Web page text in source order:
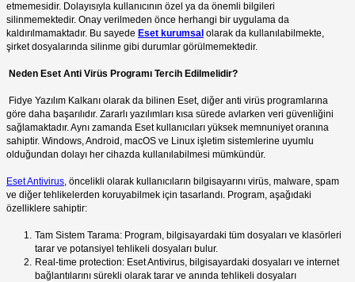
etmemesidir. Dolayısıyla kullanıcının özel ya da önemli bilgileri
silinmemektedir. Onay verilmeden önce herhangi bir uygulama da
kaldırılmamaktadır. Bu sayede Eset kurumsal olarak da kullanılabilmekte,
şirket dosyalarında silinme gibi durumlar görülmemektedir.
Neden Eset Anti Virüs Programı Tercih Edilmelidir?
Fidye Yazılım Kalkanı olarak da bilinen Eset, diğer anti virüs programlarına
göre daha başarılıdır. Zararlı yazılımları kısa sürede avlarken veri güvenliğini
sağlamaktadır. Aynı zamanda Eset kullanıcıları yüksek memnuniyet oranına
sahiptir. Windows, Android, macOS ve Linux işletim sistemlerine uyumlu
olduğundan dolayı her cihazda kullanılabilmesi mümkündür.
Eset Antivirus, öncelikli olarak kullanıcıların bilgisayarını virüs, malware, spam
ve diğer tehlikelerden koruyabilmek için tasarlandı. Program, aşağıdaki
özelliklere sahiptir:
Tam Sistem Tarama: Program, bilgisayardaki tüm dosyaları ve klasörleri
tarar ve potansiyel tehlikeli dosyaları bulur.
Real-time protection: Eset Antivirus, bilgisayardaki dosyaları ve internet
bağlantılarını sürekli olarak tarar ve anında tehlikeli dosyaları